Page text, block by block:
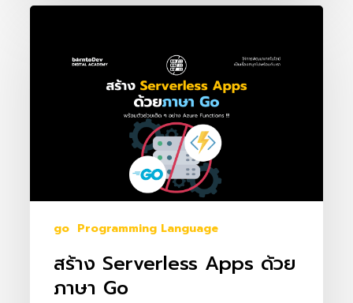
go Programming Language
สร้าง Serverless Apps ด้วย
ภาษา Go